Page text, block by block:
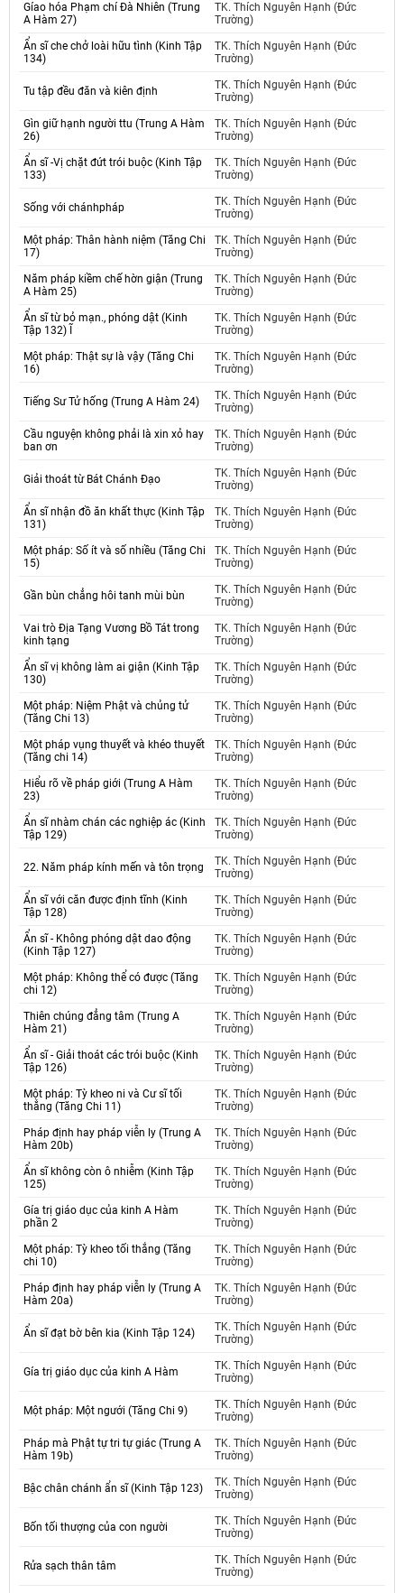
Gíao hóa Phạm chí Đà Nhiên (Trung
A Hàm 27)
TK. Thích Nguyên Hạnh (Đức
Trường)
Ẩn sĩ che chở loài hữu tình (Kinh Tập
134)
TK. Thích Nguyên Hạnh (Đức
Trường)
Tu tập đều đăn và kiên định
TK. Thích Nguyên Hạnh (Đức
Trường)
Gìn giữ hạnh người ttu (Trung A Hàm
26)
TK. Thích Nguyên Hạnh (Đức
Trường)
Ẩn sĩ -Vị chặt đứt trói buộc (Kinh Tập
133)
TK. Thích Nguyên Hạnh (Đức
Trường)
Sống với chánhpháp
TK. Thích Nguyên Hạnh (Đức
Trường)
Một pháp: Thân hành niệm (Tăng Chi
17)
TK. Thích Nguyên Hạnh (Đức
Trường)
Năm pháp kiềm chế hờn giận (Trung
A Hàm 25)
TK. Thích Nguyên Hạnh (Đức
Trường)
Ẩn sĩ từ bỏ mạn., phóng dật (Kinh
Tập 132) Ĩ
TK. Thích Nguyên Hạnh (Đức
Trường)
Một pháp: Thật sự là vậy (Tăng Chi
16)
TK. Thích Nguyên Hạnh (Đức
Trường)
Tiếng Sư Tử hống (Trung A Hàm 24)
TK. Thích Nguyên Hạnh (Đức
Trường)
Cầu nguyện không phải là xin xỏ hay
ban ơn
TK. Thích Nguyên Hạnh (Đức
Trường)
Giải thoát từ Bát Chánh Đạo
TK. Thích Nguyên Hạnh (Đức
Trường)
Ẩn sĩ nhận đồ ăn khất thực (Kinh Tập
131)
TK. Thích Nguyên Hạnh (Đức
Trường)
Một pháp: Số ít và số nhiều (Tăng Chi
15)
TK. Thích Nguyên Hạnh (Đức
Trường)
Gần bùn chẳng hôi tanh mùi bùn
TK. Thích Nguyên Hạnh (Đức
Trường)
Vai trò Địa Tạng Vương Bồ Tát trong
kinh tạng
TK. Thích Nguyên Hạnh (Đức
Trường)
Ẩn sĩ vị không làm ai giận (Kinh Tập
130)
TK. Thích Nguyên Hạnh (Đức
Trường)
Một pháp: Niệm Phật và chủng tử
(Tăng Chi 13)
TK. Thích Nguyên Hạnh (Đức
Trường)
Một pháp vụng thuyết và khéo thuyết
(Tăng chi 14)
TK. Thích Nguyên Hạnh (Đức
Trường)
Hiểu rõ về pháp giới (Trung A Hàm
23)
TK. Thích Nguyên Hạnh (Đức
Trường)
Ẩn sĩ nhàm chán các nghiệp ác (Kinh
Tập 129)
TK. Thích Nguyên Hạnh (Đức
Trường)
22. Năm pháp kính mến và tôn trọng
TK. Thích Nguyên Hạnh (Đức
Trường)
Ẩn sĩ với căn được định tĩnh (Kinh
Tập 128)
TK. Thích Nguyên Hạnh (Đức
Trường)
Ẩn sĩ - Không phóng dật dao động
(Kinh Tập 127)
TK. Thích Nguyên Hạnh (Đức
Trường)
Một pháp: Không thể có được (Tăng
chi 12)
TK. Thích Nguyên Hạnh (Đức
Trường)
Thiên chúng đẳng tâm (Trung A
Hàm 21)
TK. Thích Nguyên Hạnh (Đức
Trường)
Ẩn sĩ - Giải thoát các trói buộc (Kinh
Tập 126)
TK. Thích Nguyên Hạnh (Đức
Trường)
Một pháp: Tỳ kheo ni và Cư sĩ tối
thắng (Tăng Chi 11)
TK. Thích Nguyên Hạnh (Đức
Trường)
Pháp định hay pháp viễn ly (Trung A
Hàm 20b)
TK. Thích Nguyên Hạnh (Đức
Trường)
Ẩn sĩ không còn ô nhiễm (Kinh Tập
125)
TK. Thích Nguyên Hạnh (Đức
Trường)
Gía trị giáo dục của kinh A Hàm
phần 2
TK. Thích Nguyên Hạnh (Đức
Trường)
Một pháp: Tỳ kheo tối thắng (Tăng
chi 10)
TK. Thích Nguyên Hạnh (Đức
Trường)
Pháp định hay pháp viễn ly (Trung A
Hàm 20a)
TK. Thích Nguyên Hạnh (Đức
Trường)
Ẩn sĩ đạt bờ bên kia (Kinh Tập 124)
TK. Thích Nguyên Hạnh (Đức
Trường)
Gía trị giáo dục của kinh A Hàm
TK. Thích Nguyên Hạnh (Đức
Trường)
Một pháp: Một ngưới (Tăng Chi 9)
TK. Thích Nguyên Hạnh (Đức
Trường)
Pháp mà Phật tự tri tự giác (Trung A
Hàm 19b)
TK. Thích Nguyên Hạnh (Đức
Trường)
Bậc chân chánh ẩn sĩ (Kinh Tập 123)
TK. Thích Nguyên Hạnh (Đức
Trường)
Bốn tối thượng của con người
TK. Thích Nguyên Hạnh (Đức
Trường)
Rửa sạch thân tâm
TK. Thích Nguyên Hạnh (Đức
Trường)